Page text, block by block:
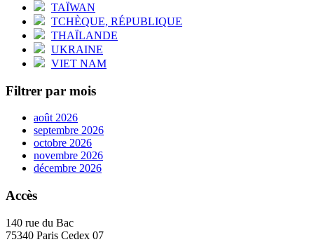
TAÏWAN
TCHÈQUE, RÉPUBLIQUE
THAÏLANDE
UKRAINE
VIET NAM
Filtrer par mois
août 2026
septembre 2026
octobre 2026
novembre 2026
décembre 2026
Accès
140 rue du Bac
75340 Paris Cedex 07